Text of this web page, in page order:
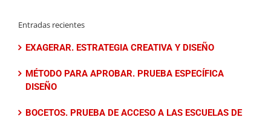
Entradas recientes
EXAGERAR. ESTRATEGIA CREATIVA Y DISEÑO
MÉTODO PARA APROBAR. PRUEBA ESPECÍFICA
DISEÑO
BOCETOS. PRUEBA DE ACCESO A LAS ESCUELAS DE